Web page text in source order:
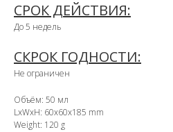
СРОК ДЕЙСТВИЯ:
До 5 недель
СКРОК ГОДНОСТИ:
Не ограничен
Объём: 50 мл
LxWxH: 60x60x185 mm
Weight: 120 g